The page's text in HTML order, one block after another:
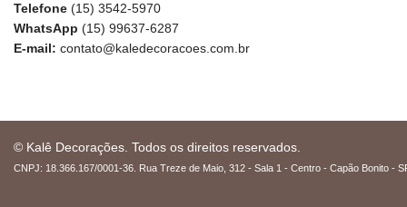
Telefone (15) 3542-5970
WhatsApp (15) 99637-6287
E-mail: contato@kaledecoracoes.com.br
© Kalê Decorações. Todos os direitos reservados.
CNPJ: 18.366.167/0001-36. Rua Treze de Maio, 312 - Sala 1 - Centro - Capão Bonito -